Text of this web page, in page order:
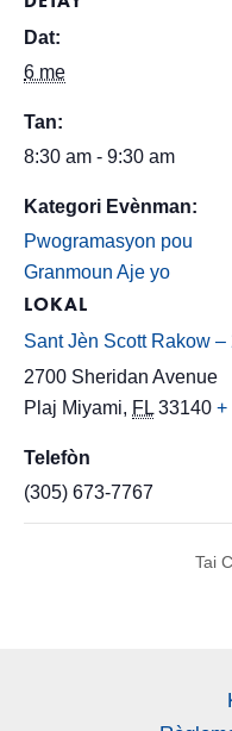
Dat:
6 me
Tan:
8:30 am - 9:30 am
Kategori Evènman:
Pwogramasyon pou
Granmoun Aje yo
LOKAL
Sant Jèn Scott Rakow
2700 Sheridan Avenue
Plaj Miyami, FL 33140 +
Telefòn
(305) 673-7767
Tai